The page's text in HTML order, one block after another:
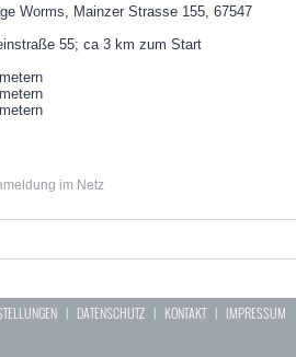
Worms, Mainzer Strasse 155, 67547
55; ca 3 km zum Start
im Netz
| DATENSCHUTZ | KONTAKT| IMPRESSUM